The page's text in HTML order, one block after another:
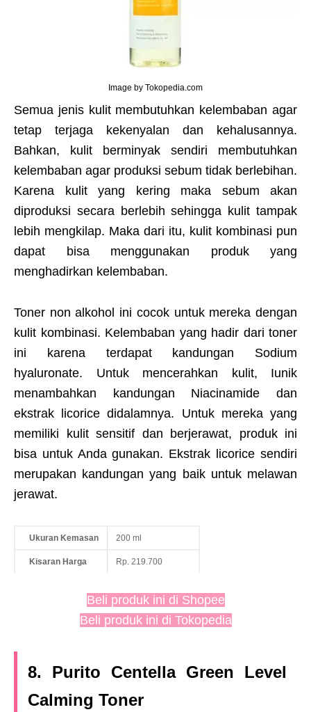
Image by Tokopedia.com
Semua jenis kulit membutuhkan kelembaban agar
tetap terjaga kekenyalan dan kehalusannya.
Bahkan, kulit berminyak sendiri membutuhkan
kelembaban agar produksi sebum tidak berlebihan.
Karena kulit yang kering maka sebum akan
diproduksi secara berlebih sehingga kulit tampak
lebih mengkilap. Maka dari itu, kulit kombinasi pun
dapat bisa menggunakan produk yang
menghadirkan kelembaban.
Toner non alkohol ini cocok untuk mereka dengan
kulit kombinasi. Kelembaban yang hadir dari toner
ini karena terdapat kandungan Sodium
hyaluronate. Untuk mencerahkan kulit, Iunik
menambahkan kandungan Niacinamide dan
ekstrak licorice didalamnya. Untuk mereka yang
memiliki kulit sensitif dan berjerawat, produk ini
bisa untuk Anda gunakan. Ekstrak licorice sendiri
merupakan kandungan yang baik untuk melawan
jerawat.
Ukuran Kemasan 200 ml
Kisaran Harga Rp. 219.700
Beli produk ini di Shopee
Beli produk ini di Tokopedia
8. Purito Centella Green Level
Calming Toner